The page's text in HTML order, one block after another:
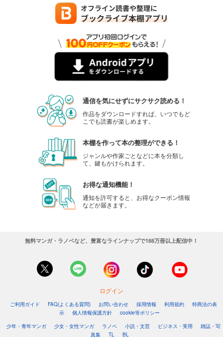
通信を気にせずにサクサク読める！
作品をダウンロードすれば、いつでもど
こでも読書が楽しめます。
本棚を作って本の整理ができる！
ジャンルや作家ごとなどに本を分類し
て、鍵もかけられます。
お得な通知機能！
通知を許可すると、お得なクーポン情報
などが届きます。
無料マンガ・ラノベなど、豊富なラインナップで188万冊以上配信中！
ログイン
ご利用ガイド FAQ(よくある質問) お問い合わせ 採用情報 利用規約
特商法の表
示
個人情報保護方針
cookie等ポリシー
少年・青年マンガ
少女・女性マンガ ラノベ 小説・文芸 ビジネス・実用
雑誌・写
真集
TL BL